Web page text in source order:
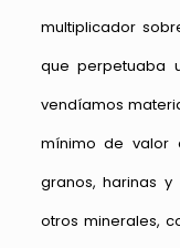
multiplicador
que perpetuaba
vendíamos
mínimo de valor
granos, harinas
otros minerales,